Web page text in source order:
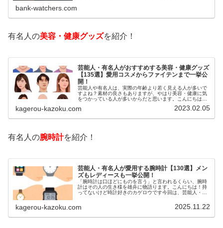
bank-watchers.com
有名人の美容・健康グッズを紹介！
芸能人・有名人がおすすめする美容・健康グッズ
【135選】愛用コスメからファイテンまで一挙公
開！
芸能人や有名人は、実際の年齢より若く見える人が多いで
すよね？素材の良さもありますが、やはり美容・健康に気
をつかっている人が多いからだと思います。こんにちは！
いるのでしょうか？今回は、芸能人…
kagerou-kazoku.com 2023.02.05
有名人の腕時計を紹介！
芸能人・有名人が愛用する腕時計【130選】メン
ズもレディースも一挙公開！
「腕時計は口ほどにものを言う」と言われるくらい、腕時
計はその人の生き様を雄弁に物語ります。こんにちは！持
ってないけど時計好きのカゲロウです今回は、芸能人・有
kagerou-kazoku.com 2025.11.22